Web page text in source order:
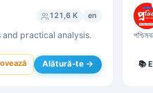
121,6 K en
practical analysis.
Alătură-te → 📚